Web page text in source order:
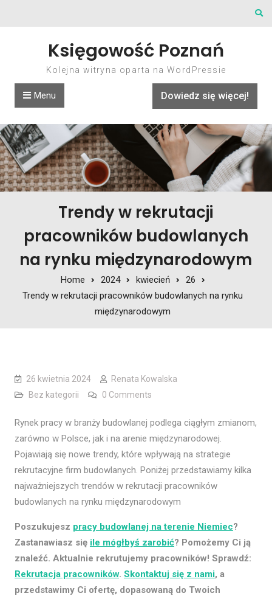
Księgowość Poznań
Kolejna witryna oparta na WordPressie
Dowiedz się więcej!
Menu
Trendy w rekrutacji
pracowników budowlanych
na rynku międzynarodowym
Home 2024 kwiecień
26
Trendy w rekrutacji pracowników budowlanych na rynku
międzynarodowym
26 kwietnia 2024
Renata Kowalska
Bez kategorii
0 Comments
Rynek pracy w branży budowlanej podlega ciągłym zmianom,
zarówno w Polsce, jak i na arenie międzynarodowej.
Pojawiają się nowe trendy, które wpływają na strategie
rekrutacyjne firm budowlanych. Poniżej przedstawiamy kilka
najważniejszych trendów w rekrutacji pracowników
budowlanych na rynku międzynarodowym
Poszukujesz pracy budowlanej na terenie Niemiec?
Zastanawiasz się ile mógłbyś zarobić? Pomożemy Ci ją
znaleźć. Aktualnie rekrutujemy pracowników! Sprawdź:
Rekrutacja pracowników. Skontaktuj się z nami, a
przedstawimy Ci ofertę, dopasowaną do Twoich